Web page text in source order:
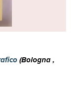
(Bologna ,